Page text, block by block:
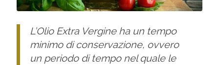
L’Olio Extra Vergine ha un tempo
minimo di conservazione, ovvero
un periodo di tempo nel quale le